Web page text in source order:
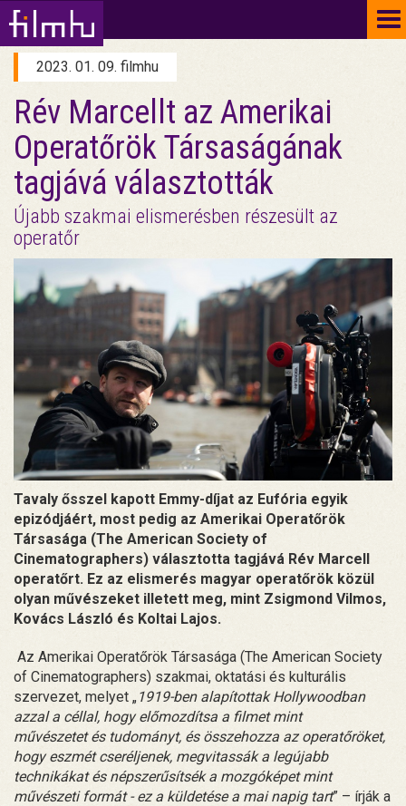
2023. 01. 09. filmhu
Rév Marcellt az Amerikai
Operatőrök Társaságának
tagjává választották
Újabb szakmai elismerésben részesült az
operatőr
Tavaly ősszel kapott Emmy-díjat az Eufória egyik
epizódjáért, most pedig az Amerikai Operatőrök
Társasága (The American Society of
Cinematographers) választotta tagjává Rév Marcell
operatőrt. Ez az elismerés magyar operatőrök közül
olyan művészeket illetett meg, mint Zsigmond Vilmos,
Kovács László és Koltai Lajos.
Az Amerikai Operatőrök Társasága (The American Society
of Cinematographers) szakmai, oktatási és kulturális
szervezet, melyet „1919-ben alapítottak Hollywoodban
azzal a céllal, hogy előmozdítsa a filmet mint
művészetet és tudományt, és összehozza az operatőröket,
hogy eszmét cseréljenek, megvitassák a legújabb
technikákat és népszerűsítsék a mozgóképet mint
művészeti formát - ez a küldetése a mai napig tart” – írják a